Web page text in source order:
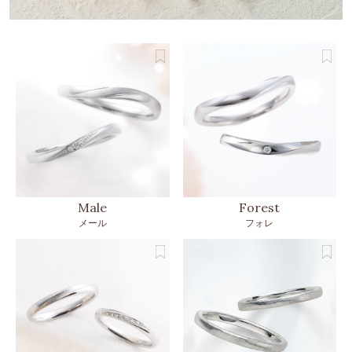
Male
メール
Forest
フォレ